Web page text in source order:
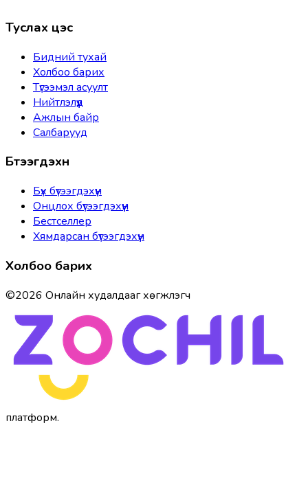
Туслах цэс
Бидний тухай
Холбоо барих
Түгээмэл асуулт
Нийтлэлүүд
Ажлын байр
Салбарууд
Бүтээгдэхүүн
Бүх бүтээгдэхүүн
Онцлох бүтээгдэхүүн
Бестселлер
Хямдарсан бүтээгдэхүүн
Холбоо барих
©2026 Онлайн худалдааг хөгжүүлэгч
платформ.